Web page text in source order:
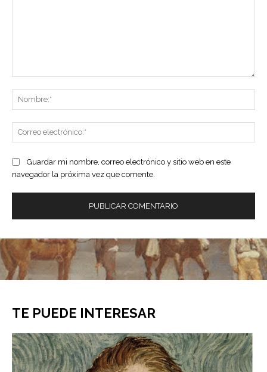
Guardar mi nombre, correo electrónico y sitio web en este
navegador la próxima vez que comente.
TE PUEDE INTERESAR